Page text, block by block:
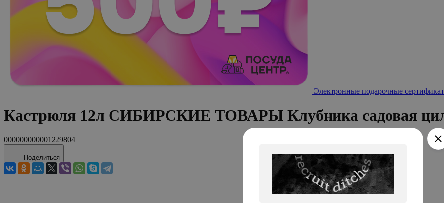
Электронные подарочные
Кастрюля 12л СИБИРСКИЕ ТОВАРЫ Клубника садовая
000000000001229804
Поделиться